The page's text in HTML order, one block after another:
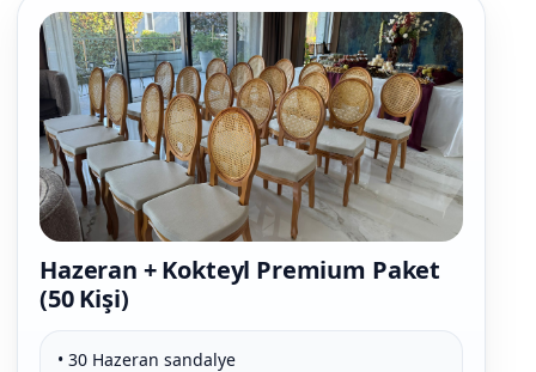
Hazeran + Kokteyl Premium Paket
(50 Kişi)
• 30 Hazeran sandalye